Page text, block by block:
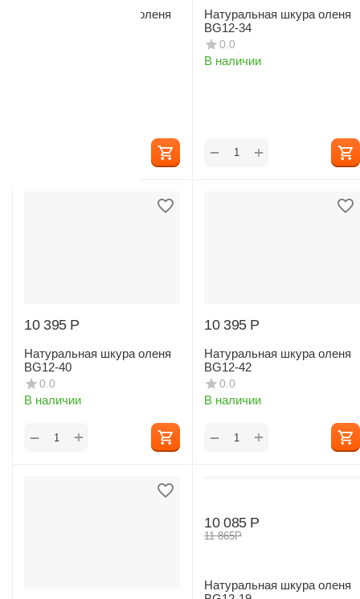
Натуральная шкура оленя
Натуральная шкура оленя
BG12-34
0.0
В наличии
+
−
10 395 Р
Натуральная шкура оленя
BG12-40
0.0
В наличии
+
−
10 395 Р
Натуральная шкура оленя
BG12-42
0.0
В наличии
+
−
10 085 Р
11 865Р
Натуральная шкура оленя